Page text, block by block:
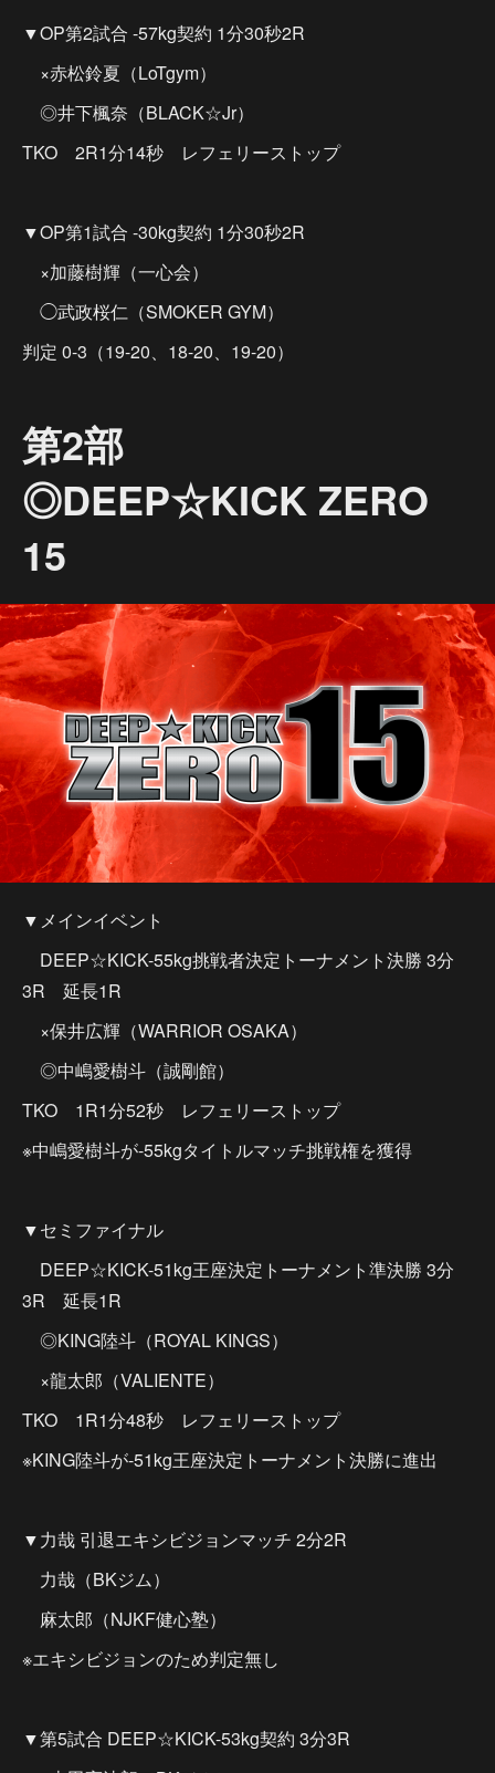
▼OP第2試合 -57kg契約 1分30秒2R
×赤松鈴夏（LoTgym）
◎井下楓奈（BLACK☆Jr）
TKO 2R1分14秒 レフェリーストップ
▼OP第1試合 -30kg契約 1分30秒2R
×加藤樹輝（一心会）
◯武政桜仁（SMOKER GYM）
判定 0-3（19-20、18-20、19-20）
第2部
◎DEEP☆KICK ZERO
15
▼メインイベント
DEEP☆KICK-55kg挑戦者決定トーナメント決勝 3分
3R 延長1R
×保井広輝（WARRIOR OSAKA）
◎中嶋愛樹斗（誠剛館）
TKO 1R1分52秒 レフェリーストップ
※中嶋愛樹斗が-55kgタイトルマッチ挑戦権を獲得
▼セミファイナル
DEEP☆KICK-51kg王座決定トーナメント準決勝 3分
3R 延長1R
◎KING陸斗（ROYAL KINGS）
×龍太郎（VALIENTE）
TKO 1R1分48秒 レフェリーストップ
※KING陸斗が-51kg王座決定トーナメント決勝に進出
▼力哉 引退エキシビジョンマッチ 2分2R
力哉（BKジム）
麻太郎（NJKF健心塾）
※エキシビジョンのため判定無し
▼第5試合 DEEP☆KICK-53kg契約 3分3R